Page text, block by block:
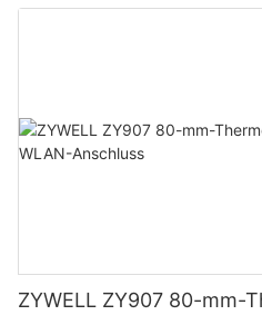
ZYWELL ZY907 80-mm-